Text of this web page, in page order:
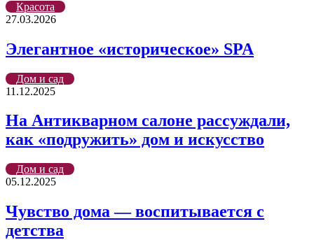
Красота
27.03.2026
Элегантное «историческое» SPA
Дом и сад
11.12.2025
На Антикварном салоне рассуждали,
как «подружить» дом и искусство
Дом и сад
05.12.2025
Чувство дома — воспитывается с
детства